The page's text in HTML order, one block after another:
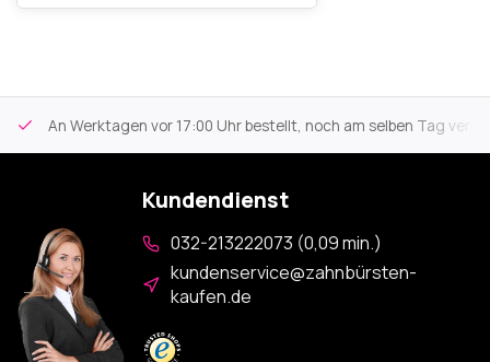
An Werktagen vor 17:00 Uhr bestellt, noch am selben Tag
Kundendienst
032-213222073 (0,09 min.)
kundenservice@zahnbürsten-
kaufen.de